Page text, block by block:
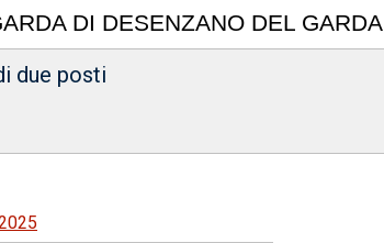
DI DESENZANO DEL GARDA
due posti